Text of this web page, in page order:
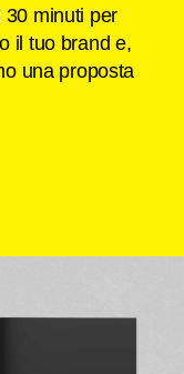
30 minuti per
il tuo brand e,
una proposta